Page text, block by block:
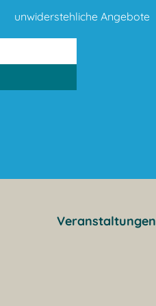
unwiderstehliche Angebote
Veranstaltungen